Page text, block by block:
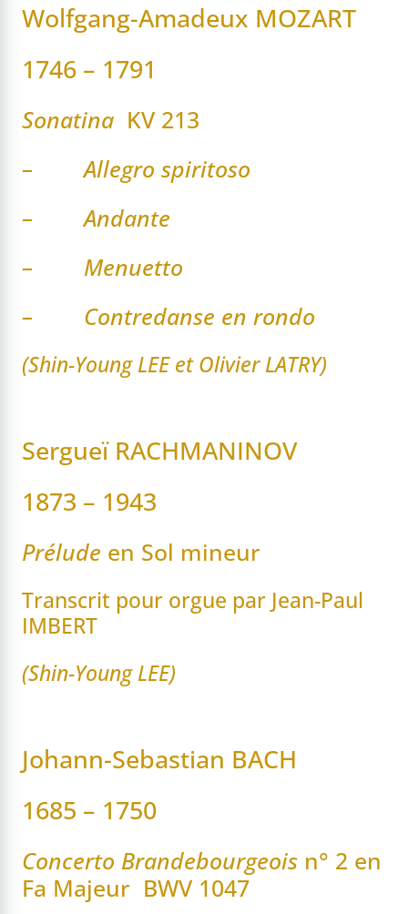
Wolfgang-Amadeux MOZART
1746 – 1791
Sonatina KV 213
– Allegro spiritoso
– Andante
– Menuetto
– Contredanse en rondo
(Shin-Young LEE et Olivier LATRY)
Sergueï RACHMANINOV
1873 – 1943
Prélude en Sol mineur
Transcrit pour orgue par Jean-Paul
IMBERT
(Shin-Young LEE)
Johann-Sebastian BACH
1685 – 1750
Concerto Brandebourgeois n° 2 en
Fa Majeur BWV 1047